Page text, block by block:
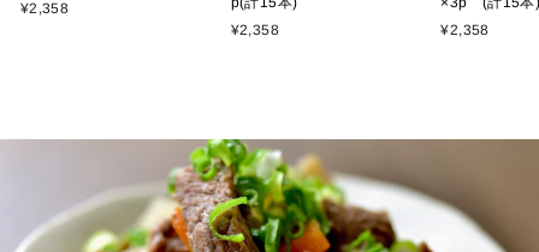
¥2,358
¥2,358
¥2,358